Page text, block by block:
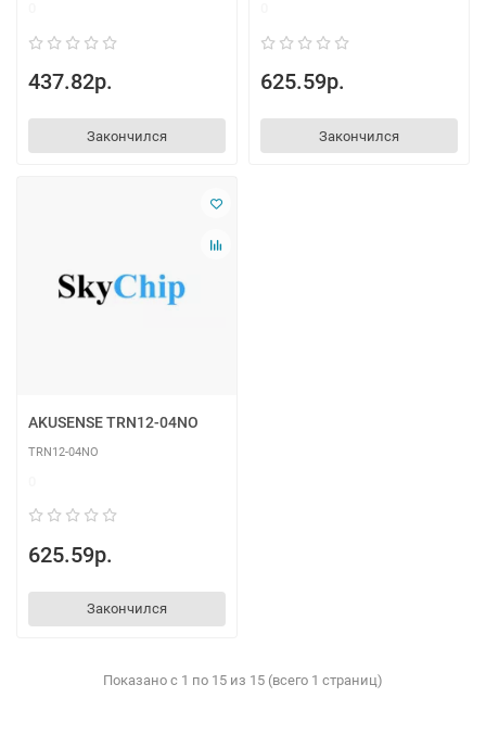
437.82р.
Закончился
625.59р.
Закончился
AKUSENSE TRN12-04NO
TRN12-04NO
625.59р.
Закончился
Показано с 1 по 15 из 15 (всего 1 страниц)